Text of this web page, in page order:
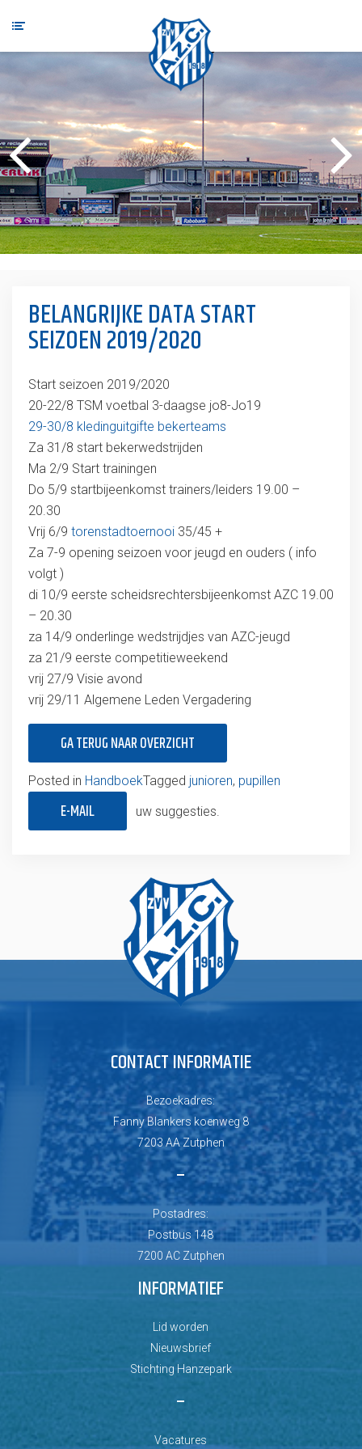
BELANGRIJKE DATA START
SEIZOEN 2019/2020
Start seizoen 2019/2020
20-22/8 TSM voetbal 3-daagse jo8-Jo19
29-30/8 kledinguitgifte bekerteams
Za 31/8 start bekerwedstrijden
Ma 2/9 Start trainingen
Do 5/9 startbijeenkomst trainers/leiders 19.00 –
20.30
Vrij 6/9 torenstadtoernooi35/45 +
Za 7-9 opening seizoen voor jeugd en ouders ( info
volgt )
di 10/9 eerste scheidsrechtersbijeenkomst AZC 19.00
– 20.30
za 14/9 onderlinge wedstrijdjes van AZC-jeugd
za 21/9 eerste competitieweekend
vrij 27/9 Visie avond
vrij 29/11 Algemene Leden Vergadering
GA TERUG NAAR OVERZICHT
Posted in HandboekTagged junioren, pupillen
E-MAIL uw suggesties.
CONTACT INFORMATIE
Bezoekadres:
Fanny Blankers koenweg 8
7203 AA Zutphen
–
Postadres:
Postbus 148
7200 AC Zutphen
INFORMATIEF
Lid worden
Nieuwsbrief
Stichting Hanzepark
–
Vacatures